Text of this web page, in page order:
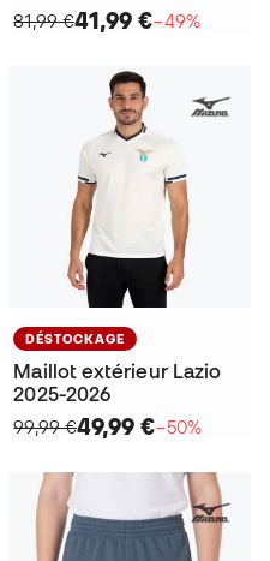
81,99 €41,99 €−49%
DÉSTOCKAGE
Maillot extérieur Lazio
2025-2026
99,99 €49,99 €−50%